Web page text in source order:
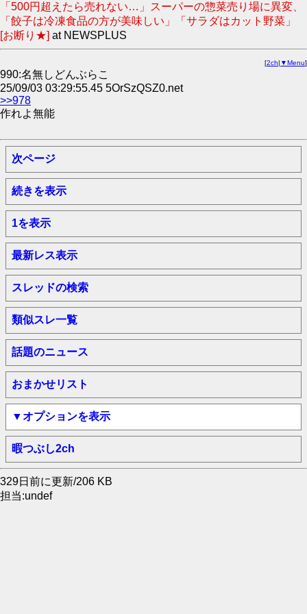
「500円超えたら売れない…」スーパーの惣菜売り場に異変、
「餃子は冷凍食品の方が美味しい」「サラダはカット野菜」
[お断り★] at NEWSPLUS
[2ch| ▼Menu]
990:名無しどんぶらこ
25/09/03 03:29:55.45 5OrSzQSZ0.net
>>978
作れよ無能
次ページ
続きを表示
1を表示
最新レス表示
スレッドの検索
類似スレ一覧
話題のニュース
おまかせリスト
▼オプションを表示
暇つぶし2ch
329日前に更新/206 KB
担当:undef